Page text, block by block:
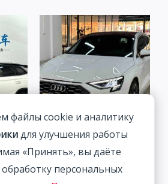
Audi A3 1.4T 150HP 2WD
2022 | Белый | Арт.
CA4282
файлы cookie и аналитику
для улучшения работы
«Принять», вы даёте
обработку персональных